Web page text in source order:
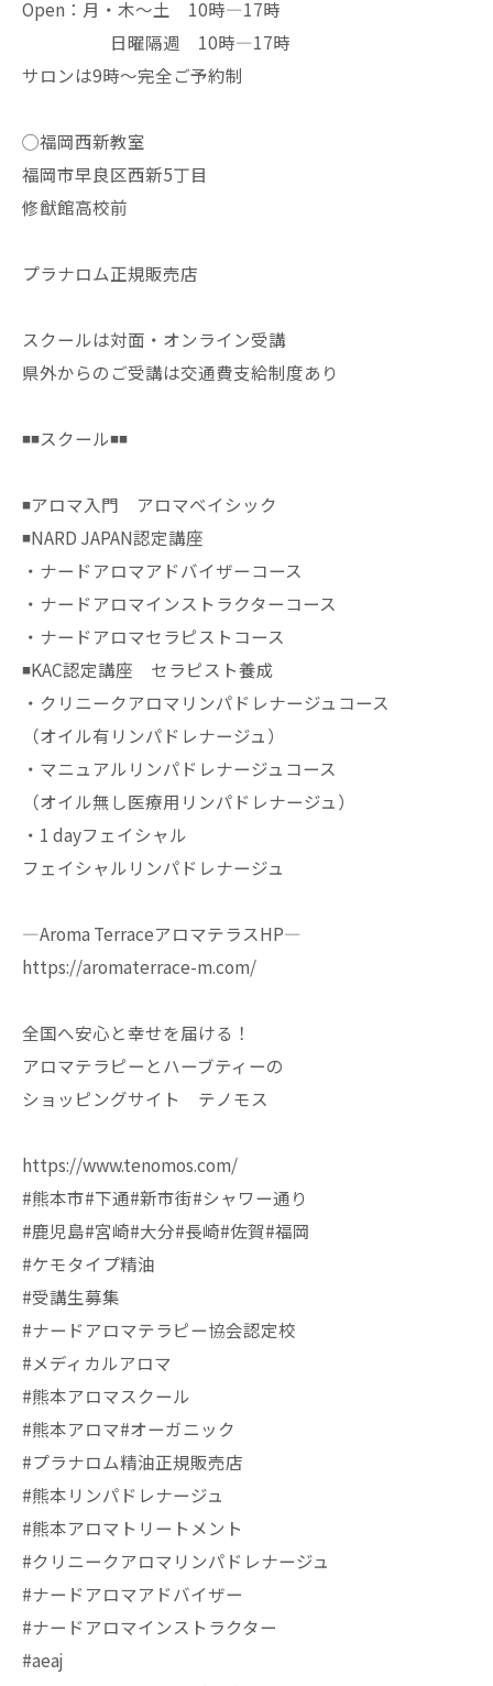
Open：月・木〜土 10時—17時
日曜隔週 10時—17時
サロンは9時〜完全ご予約制
◯福岡西新教室
福岡市早良区西新5丁目
修猷館高校前
プラナロム正規販売店
スクールは対面・オンライン受講
県外からのご受講は交通費支給制度あり
◾️◾️スクール◾️◾️
◾️アロマ入門 アロマベイシック
◾️NARD JAPAN認定講座
・ナードアロマアドバイザーコース
・ナードアロマインストラクターコース
・ナードアロマセラピストコース
◾️KAC認定講座 セラピスト養成
・クリニークアロマリンパドレナージュコース
（オイル有リンパドレナージュ）
・マニュアルリンパドレナージュコース
（オイル無し医療用リンパドレナージュ）
・1 dayフェイシャル
フェイシャルリンパドレナージュ
—Aroma TerraceアロマテラスHP—
https://aromaterrace-m.com/
全国へ安心と幸せを届ける！
アロマテラピーとハーブティーの
ショッピングサイト テノモス
https://www.tenomos.com/
#熊本市#下通#新市街#シャワー通り
#鹿児島#宮崎#大分#長崎#佐賀#福岡
#ケモタイプ精油
#受講生募集
#ナードアロマテラピー協会認定校
#メディカルアロマ
#熊本アロマスクール
#熊本アロマ#オーガニック
#プラナロム精油正規販売店
#熊本リンパドレナージュ
#熊本アロマトリートメント
#クリニークアロマリンパドレナージュ
#ナードアロマアドバイザー
#ナードアロマインストラクター
#aeaj